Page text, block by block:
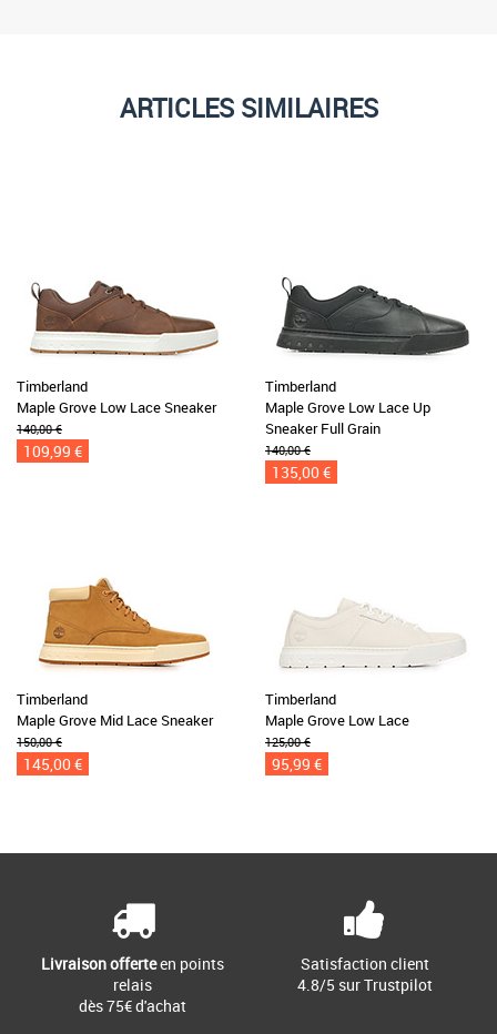
ARTICLES SIMILAIRES
Timberland
Maple Grove Low Lace Sneaker
140,00 €
109,99 €
Timberland
Maple Grove Low Lace Up
Sneaker Full Grain
140,00 €
135,00 €
Timberland
Maple Grove Mid Lace Sneaker
150,00 €
145,00 €
Timberland
Maple Grove Low Lace
125,00 €
95,99 €
Livraison offerteen points
relais
dès 75€ d'achat
Satisfaction client
4.8/5 sur Trustpilot